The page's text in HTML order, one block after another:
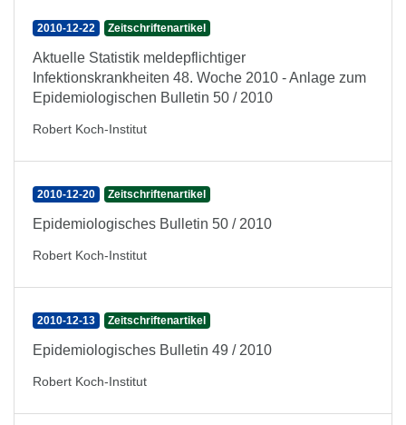
2010-12-22 Zeitschriftenartikel
Aktuelle Statistik meldepflichtiger
Infektionskrankheiten 48. Woche 2010 - Anlage zum
Epidemiologischen Bulletin 50 / 2010
Robert Koch-Institut
2010-12-20 Zeitschriftenartikel
Epidemiologisches Bulletin 50 / 2010
Robert Koch-Institut
2010-12-13 Zeitschriftenartikel
Epidemiologisches Bulletin 49 / 2010
Robert Koch-Institut